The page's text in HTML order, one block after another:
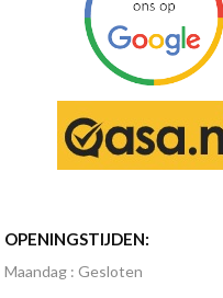
OPENINGSTIJDEN:
Maandag : Gesloten